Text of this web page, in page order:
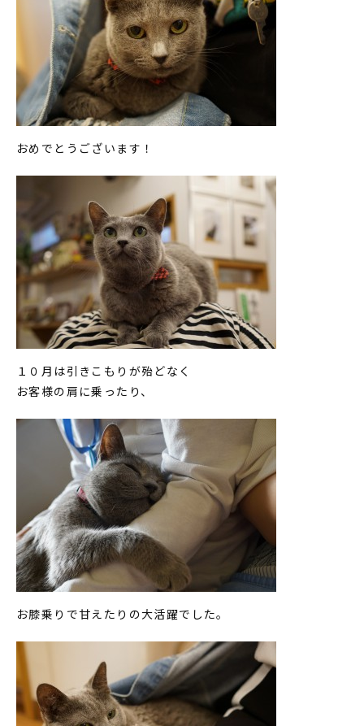
おめでとうございます！
１０月は引きこもりが殆どなく
お客様の肩に乗ったり、
お膝乗りで甘えたりの大活躍でした。